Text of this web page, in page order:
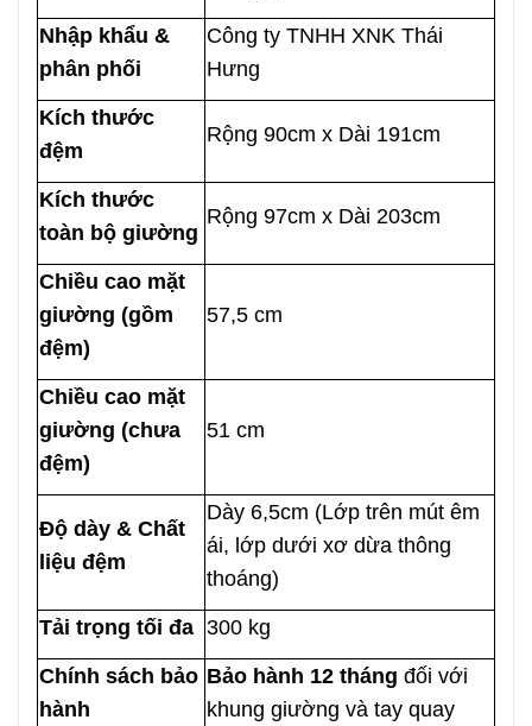
Nhập khẩu &
phân phối
Công ty TNHH XNK Thái
Hưng
Kích thước
đệm
Rộng 90cm x Dài 191cm
Kích thước
toàn bộ giường
Rộng 97cm x Dài 203cm
Chiều cao mặt
giường (gồm
đệm)
57,5 cm
Chiều cao mặt
giường (chưa
đệm)
51 cm
Độ dày & Chất
liệu đệm
Dày 6,5cm (Lớp trên mút êm
ái, lớp dưới xơ dừa thông
thoáng)
Tải trọng tối đa 300 kg
Chính sách bảo
hành
Bảo hành 12 tháng đối với
khung giường và tay quay